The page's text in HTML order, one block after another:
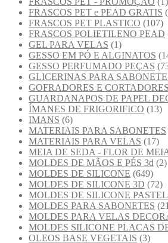
FRASCOS PET e PEAD GRATIS
FRASCOS PET PLASTICO (107)
FRASCOS POLIETILENO PEAD
GEL PARA VELAS (1)
GESSO EM PÓ E ALGINATOS
GESSO PERFUMADO PEÇAS
GLICERINAS PARA
GOFRADORES E CORTADORES
GUARDANAPOS DE PAPEL
ÍMANES DE FRIGORIFICO (13)
IMANS (6)
MATERIAIS PARA SABONETES
MATERIAIS PARA VELAS (17)
MEIA DE SEDA - FLOR DE
MOLDES DE MÃOS E PÉS 3d (2)
MOLDES DE SILICONE (649)
MOLDES DE SILICONE 3D (72)
MOLDES DE SILICONE
MOLDES PARA SABONETES
MOLDES PARA VELAS
MOLDES SILICONE PLACAS
OLEOS BASE VEGETAIS (3)